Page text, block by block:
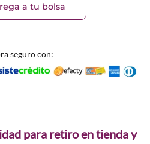
a tu bolsa
seguro con:
para retiro en tienda y